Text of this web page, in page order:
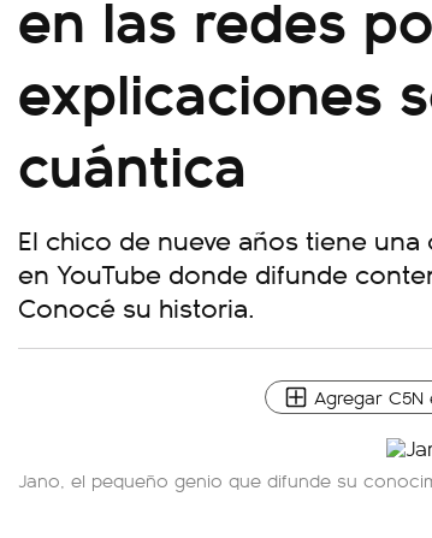
en las redes
explicaciones
cuántica
El chico de nueve años tiene
en YouTube donde difunde
Conocé su historia.
Agregar C5N
Jano, el pequeño genio que difunde su